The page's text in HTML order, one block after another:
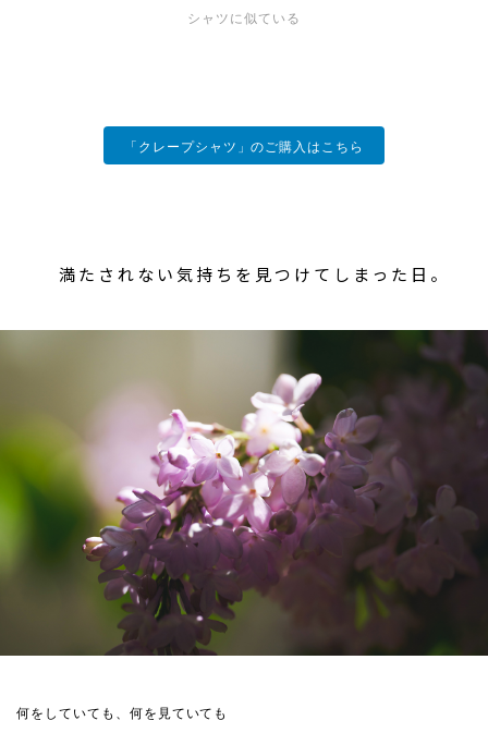
シャツに似ている
「クレープシャツ」のご購入はこちら
満たされない気持ちを見つけてしまった日。
何をしていても、何を見ていても